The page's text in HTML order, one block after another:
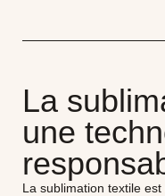
La
une
La sublimation textile